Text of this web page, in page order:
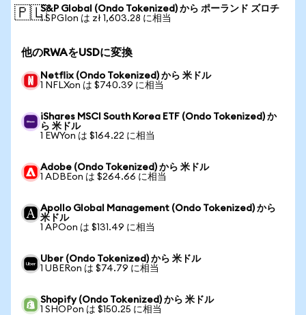
🇵🇱S&P Global (Ondo Tokenized) から ポーランド ズロチ
1 SPGIon は zł 1,603.28 に相当
他のRWAをUSDに変換
Netflix (Ondo Tokenized) から 米ドル
1 NFLXon は $740.39 に相当
iShares MSCI South Korea ETF (Ondo Tokenized) か
ら 米ドル
1 EWYon は $164.22 に相当
Adobe (Ondo Tokenized) から 米ドル
1 ADBEon は $264.66 に相当
Apollo Global Management (Ondo Tokenized) から
米ドル
1 APOon は $131.49 に相当
Uber (Ondo Tokenized) から 米ドル
1 UBERon は $74.79 に相当
Shopify (Ondo Tokenized) から 米ドル
1 SHOPon は $150.25 に相当